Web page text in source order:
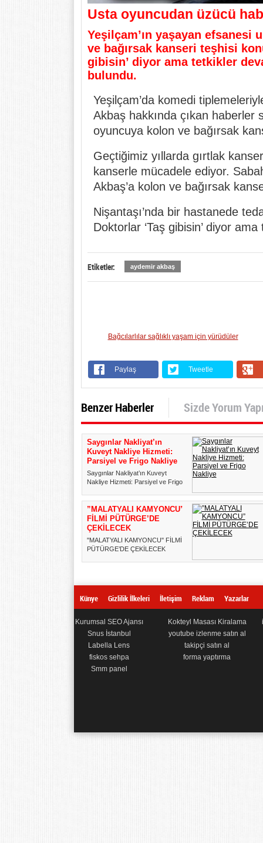
Usta oyuncudan üzücü
Yeşilçam’ın yaşayan efsanesi
ve bağırsak kanseri teşhisi
gibisin’ diyor ama tetkikler
bulundu.
Yeşilçam’da komedi
Akbaş hakkında çıkan haberler
oyuncuya kolon ve bağırsak
Geçtiğimiz yıllarda gırtlak
kanserle mücadele ediyor.
Akbaş’a kolon ve bağırsak
Nişantaşı’nda bir hastanede
Doktorlar ‘Taş gibisin’ diyor
Etiketler: aydemir akbaş
Bağcılarlılar sağlıklı yaşam için yürüdüler
Paylaş Tweetle
Benzer Haberler Sizde Yorum
Saygınlar Nakliyat’ın
Kuveyt Nakliye Hizmeti:
Parsiyel ve Frigo Nakliye
Saygınlar Nakliyat’ın Kuveyt
Nakliye Hizmeti: Parsiyel ve Frigo
”MALATYALI KAMYONCU”
FİLMİ PÜTÜRGE’DE
ÇEKİLECEK
''MALATYALI KAMYONCU'' FİLMİ
PÜTÜRGE’DE ÇEKİLECEK
Künye Gizlilik İlkeleri İletişim Reklam Yazarlar
Kurumsal SEO Ajansı
Snus İstanbul
Labella Lens
fiskos sehpa
Smm panel
Kokteyl Masası Kiralama
youtube izlenme satın al
takipçi satın al
forma yaptırma